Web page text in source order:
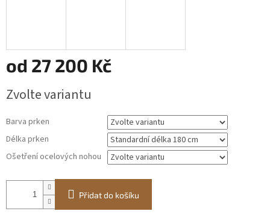
od 27 200 Kč
cena:
Zvolte variantu
Barva prken
Délka prken
Ošetření ocelových nohou
Přidat do košíku